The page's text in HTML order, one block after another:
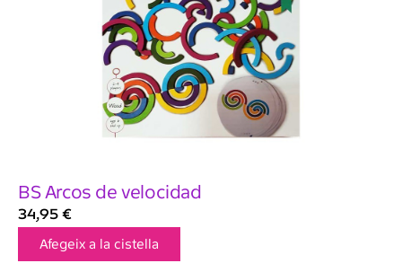
BS Arcos de velocidad
34,95 €
Afegeix a la cistella